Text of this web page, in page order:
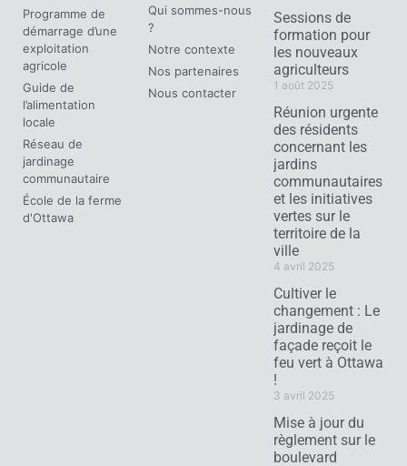
Programme de
démarrage d’une
exploitation
agricole
Guide de
l’alimentation
locale
Réseau de
jardinage
communautaire
École de la ferme
d'Ottawa
Qui sommes-nous
?
Notre contexte
Nos partenaires
Nous contacter
Sessions de
formation pour
les nouveaux
agriculteurs
1 août 2025
Réunion urgente
des résidents
concernant les
jardins
communautaires
et les initiatives
vertes sur le
territoire de la
ville
4 avril 2025
Cultiver le
changement : Le
jardinage de
façade reçoit le
feu vert à Ottawa
!
3 avril 2025
Mise à jour du
règlement sur le
boulevard